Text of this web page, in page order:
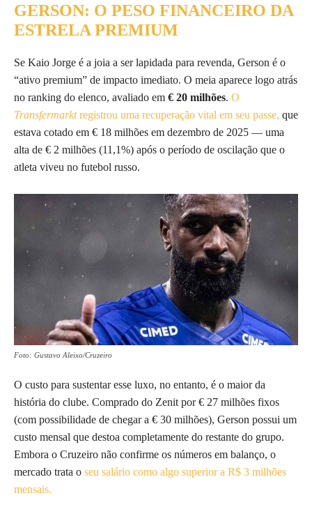
GERSON: O PESO FINANCEIRO DA
ESTRELA PREMIUM
Se Kaio Jorge é a joia a ser lapidada para revenda, Gerson é o
“ativo premium” de impacto imediato. O meia aparece logo atrás
no ranking do elenco, avaliado em € 20 milhões. O
Transfermarktregistrou uma recuperação vital em seu passe, que
estava cotado em € 18 milhões em dezembro de 2025 — uma
alta de € 2 milhões (11,1%) após o período de oscilação que o
atleta viveu no futebol russo.
Foto: Gustavo Aleixo/Cruzeiro
O custo para sustentar esse luxo, no entanto, é o maior da
história do clube. Comprado do Zenit por € 27 milhões fixos
(com possibilidade de chegar a € 30 milhões), Gerson possui um
custo mensal que destoa completamente do restante do grupo.
Embora o Cruzeiro não confirme os números em balanço, o
mercado trata o seu salário como algo superior a R$ 3 milhões
mensais.